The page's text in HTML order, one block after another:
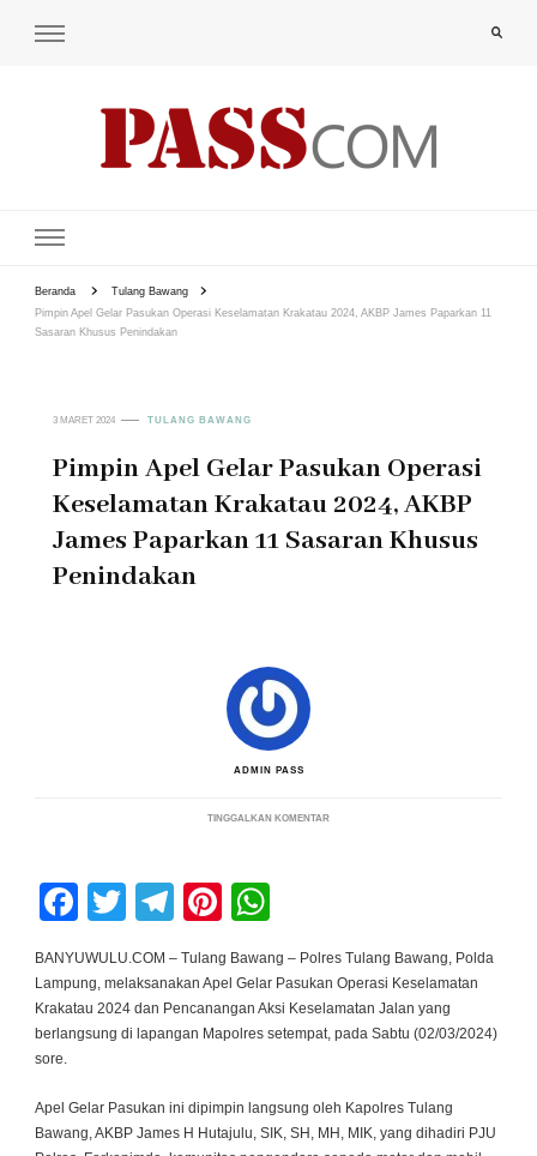
Beranda
Tulang Bawang
Pimpin Apel Gelar Pasukan Operasi Keselamatan Krakatau 2024, AKBP James Paparkan 11
Sasaran Khusus Penindakan
3 MARET 2024 TULANG BAWANG
Pimpin Apel Gelar Pasukan Operasi
Keselamatan Krakatau 2024, AKBP
James Paparkan 11 Sasaran Khusus
Penindakan
ADMIN PASS
TINGGALKAN KOMENTARPADA
2024,
JAMES
PAPARKAN
SASARAN
Facebook
TwitterTelegram
Pinterest
BANYUWULU.COM – Tulang Bawang – Polres Tulang Bawang, Polda
Lampung, melaksanakan Apel Gelar Pasukan Operasi Keselamatan
Krakatau 2024 dan Pencanangan Aksi Keselamatan Jalan yang
berlangsung di lapangan Mapolres setempat, pada Sabtu (02/03/2024)
sore.
Apel Gelar Pasukan ini dipimpin langsung oleh Kapolres Tulang
Bawang, AKBP James H Hutajulu, SIK, SH, MH, MIK, yang dihadiri PJU